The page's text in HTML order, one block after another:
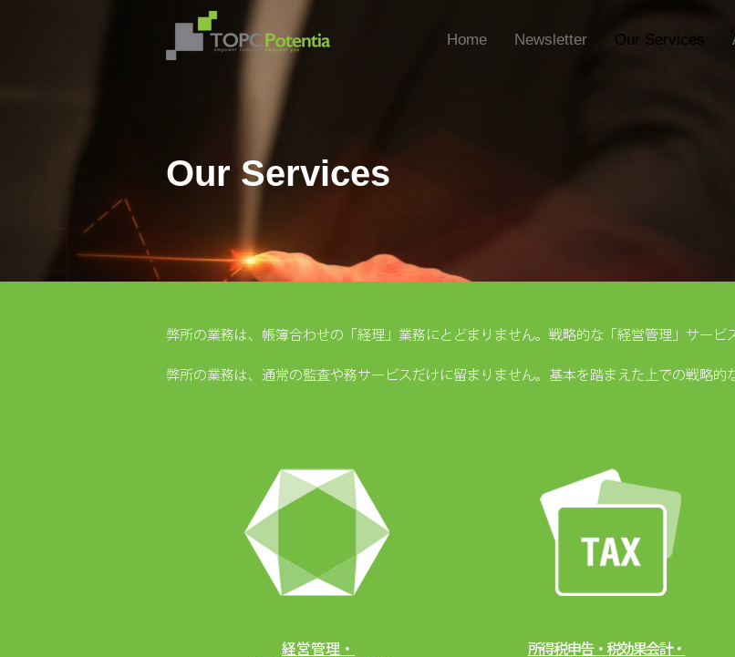
Home Newsletter Our Services
Our Services
弊所の業務は、帳簿合わせの「経理」業務にとどまりません。 戦略的な「経営管理」サービ
弊所の業務は、通常の監査や務サービスだけに留まりません。 基本を踏まえた上での戦略的
経営管理・
所得税申告・税効果会計・